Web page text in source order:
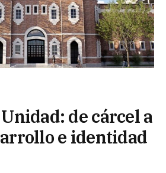
de cárcel a
e identidad